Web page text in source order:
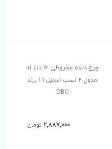
چرخ دنده مخروطی 16 دندانه
مدول 2 نسب تبدیل 1:1 برند
OBC
2,887,000 تومان